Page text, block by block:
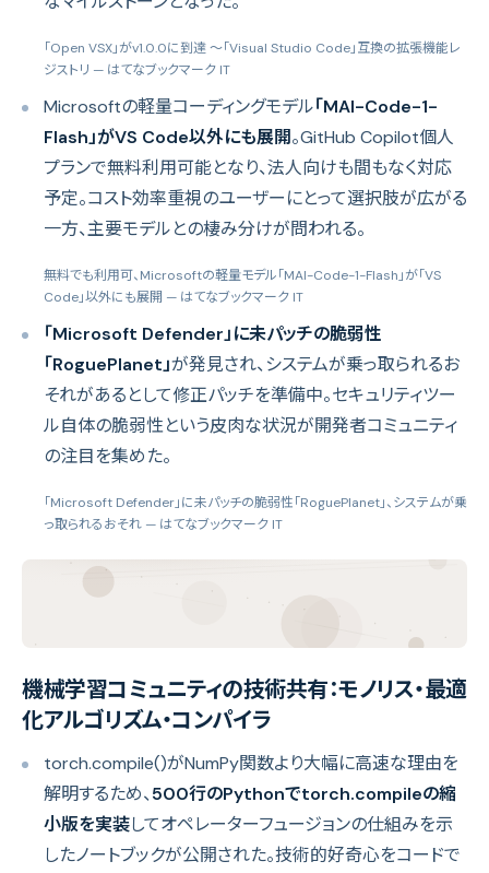
「Open VSX」がv1.0.0に到達 ～「Visual Studio Code」互換の拡張機能レ
ジストリ — はてなブックマーク IT
Microsoftの軽量コーディングモデル「MAI-Code-1-
Flash」がVS Code以外にも展開。GitHub Copilot個人
プランで無料利用可能となり、法人向けも間もなく対応
予定。コスト効率重視のユーザーにとって選択肢が広がる
一方、主要モデルとの棲み分けが問われる。
無料でも利用可、Microsoftの軽量モデル「MAI-Code-1-Flash」が「VS
Code」以外にも展開 — はてなブックマーク IT
「Microsoft Defender」に未パッチの脆弱性
「RoguePlanet」が発見され、システムが乗っ取られるお
それがあるとして修正パッチを準備中。セキュリティツー
ル自体の脆弱性という皮肉な状況が開発者コミュニティ
の注目を集めた。
「Microsoft Defender」に未パッチの脆弱性「RoguePlanet」、システムが乗
っ取られるおそれ — はてなブックマーク IT
機械学習コミュニティの技術共有：モノリス・最適
化アルゴリズム・コンパイラ
torch.compile()がNumPy関数より大幅に高速な理由を
解明するため、500行のPythonでtorch.compileの縮
小版を実装してオペレーターフュージョンの仕組みを示
したノートブックが公開された。技術的好奇心をコードで